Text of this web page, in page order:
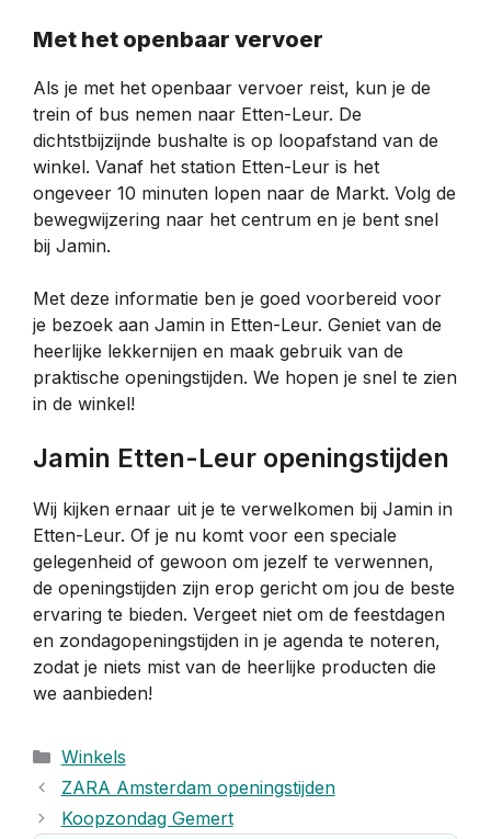
Met het openbaar vervoer
Als je met het openbaar vervoer reist, kun je de
trein of bus nemen naar Etten-Leur. De
dichtstbijzijnde bushalte is op loopafstand van de
winkel. Vanaf het station Etten-Leur is het
ongeveer 10 minuten lopen naar de Markt. Volg de
bewegwijzering naar het centrum en je bent snel
bij Jamin.
Met deze informatie ben je goed voorbereid voor
je bezoek aan Jamin in Etten-Leur. Geniet van de
heerlijke lekkernijen en maak gebruik van de
praktische openingstijden. We hopen je snel te zien
in de winkel!
Jamin Etten-Leur openingstijden
Wij kijken ernaar uit je te verwelkomen bij Jamin in
Etten-Leur. Of je nu komt voor een speciale
gelegenheid of gewoon om jezelf te verwennen,
de openingstijden zijn erop gericht om jou de beste
ervaring te bieden. Vergeet niet om de feestdagen
en zondagopeningstijden in je agenda te noteren,
zodat je niets mist van de heerlijke producten die
we aanbieden!
Categorieën
Winkels
ZARA Amsterdam openingstijden
Koopzondag Gemert